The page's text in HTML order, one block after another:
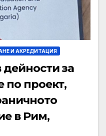
И АКРЕДИТАЦИЯ
за
по проект,
в Рим,